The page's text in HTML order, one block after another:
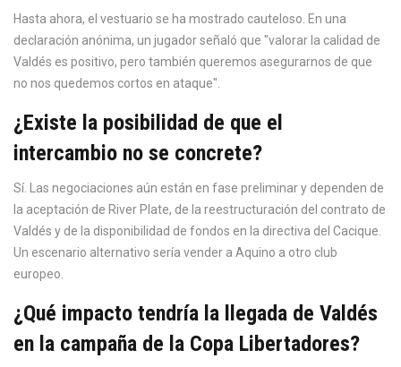
Hasta ahora, el vestuario se ha mostrado cauteloso. En una
declaración anónima, un jugador señaló que "valorar la calidad de
Valdés es positivo, pero también queremos asegurarnos de que
no nos quedemos cortos en ataque".
¿Existe la posibilidad de que el
intercambio no se concrete?
Sí. Las negociaciones aún están en fase preliminar y dependen de
la aceptación de River Plate, de la reestructuración del contrato de
Valdés y de la disponibilidad de fondos en la directiva del Cacique.
Un escenario alternativo sería vender a Aquino a otro club
europeo.
¿Qué impacto tendría la llegada de Valdés
en la campaña de la Copa Libertadores?